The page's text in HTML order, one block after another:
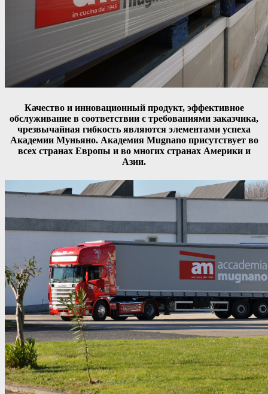
Качество и инновационный продукт, эффективное
обслуживание в соответствии с требованиями заказчика,
чрезвычайная гибкость являются элементами успеха
Академии Муньяно. Академия Mugnano присутствует во
всех странах Европы и во многих странах Америки и
Азии.